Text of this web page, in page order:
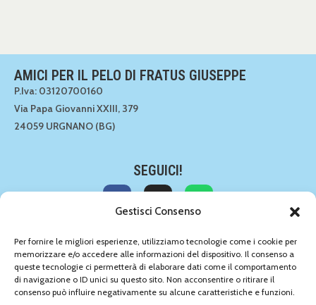
Gestisci Consenso
Per fornire le migliori esperienze, utilizziamo tecnologie come i cookie per
memorizzare e/o accedere alle informazioni del dispositivo. Il consenso a
queste tecnologie ci permetterà di elaborare dati come il comportamento
di navigazione o ID unici su questo sito. Non acconsentire o ritirare il
consenso può influire negativamente su alcune caratteristiche e funzioni.
AMICI PER IL PELO DI FRATUS GIUSEPPE
P.Iva: 03120700160
Via Papa Giovanni XXIII, 379
24059 URGNANO (BG)
SEGUICI!
CONTATTACI!
035 891549
035 891549
info@amiciperilpelo.net